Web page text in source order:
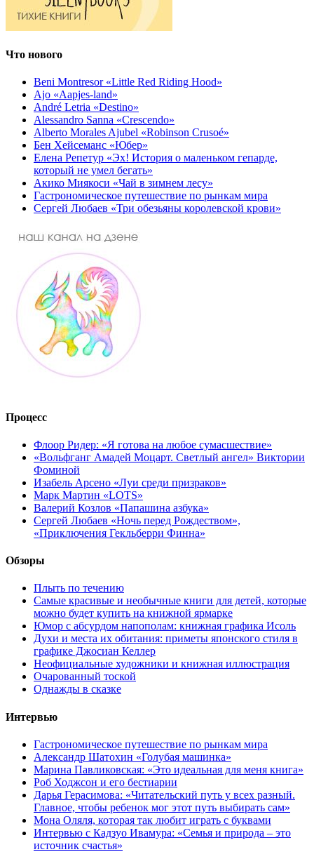
Что нового
Beni Montresor «Little Red Riding Hood»
Ajo «Aapjes-land»
André Letria «Destino»
Alessandro Sanna «Crescendo»
Alberto Morales Ajubel «Robinson Crusoé»
Бен Хейсеманс «Юбер»
Елена Репетур «Эх! История о маленьком гепарде,
который не умел бегать»
Акико Миякоси «Чай в зимнем лесу»
Гастрономическое путешествие по рынкам мира
Сергей Любаев «Три обезьяны королевской крови»
Процесс
Флоор Ридер: «Я готова на любое сумасшествие»
«Вольфганг Амадей Моцарт. Светлый ангел» Виктории
Фоминой
Изабель Арсено «Луи среди призраков»
Марк Мартин «LOTS»
Валерий Козлов «Папашина азбука»
Сергей Любаев «Ночь перед Рождеством»,
«Приключения Гекльберри Финна»
Обзоры
Плыть по течению
Самые красивые и необычные книги для детей, которые
можно будет купить на книжной ярмарке
Юмор с абсурдом напополам: книжная графика Исоль
Духи и места их обитания: приметы японского стиля в
графике Джосиан Келлер
Неофициальные художники и книжная иллюстрация
Очарованный тоской
Однажды в сказке
Интервью
Гастрономическое путешествие по рынкам мира
Александр Шатохин «Голубая машинка»
Марина Павликовская: «Это идеальная для меня книга»
Роб Ходжсон и его бестиарии
Дарья Герасимова: «Читательский путь у всех разный.
Главное, чтобы ребенок мог этот путь выбирать сам»
Мона Оляля, которая так любит играть с буквами
Интервью с Кадзуо Ивамура: «Семья и природа – это
источник счастья»